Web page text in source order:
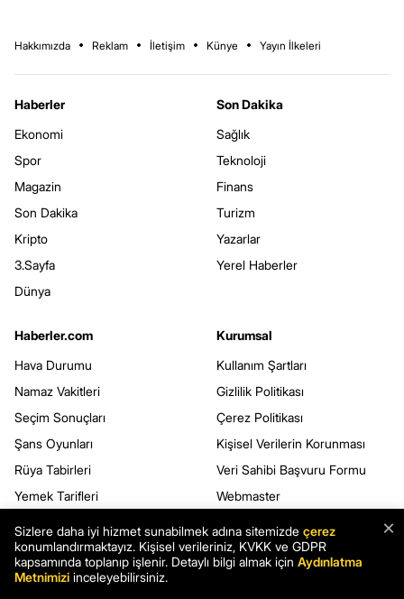
Hakkımızda Reklam İletişim Künye Yayın İlkeleri
Haberler
Ekonomi
Spor
Magazin
Son Dakika
Kripto
3.Sayfa
Dünya
Son Dakika
Sağlık
Teknoloji
Finans
Turizm
Yazarlar
Yerel Haberler
Haberler.com
Hava Durumu
Namaz Vakitleri
Seçim Sonuçları
Şans Oyunları
Rüya Tabirleri
Yemek Tarifleri
Kurumsal
Kullanım Şartları
Gizlilik Politikası
Çerez Politikası
Kişisel Verilerin Korunması
Veri Sahibi Başvuru Formu
Webmaster
RSS
Sitene Ekle
×
Sizlere daha iyi hizmet sunabilmek adına sitemizde çerez
konumlandırmaktayız. Kişisel verileriniz, KVKK ve GDPR
kapsamında toplanıp işlenir. Detaylı bilgi almak için Aydınlatma
Metnimizi inceleyebilirsiniz.